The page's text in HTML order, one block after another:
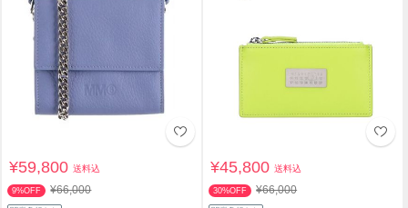
¥59,800送料込
9%OFF ¥66,000
¥45,800送料込
30%OFF ¥66,000